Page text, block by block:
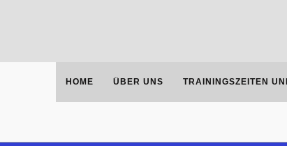
HOME ÜBER UNS TRAININGSZEITEN